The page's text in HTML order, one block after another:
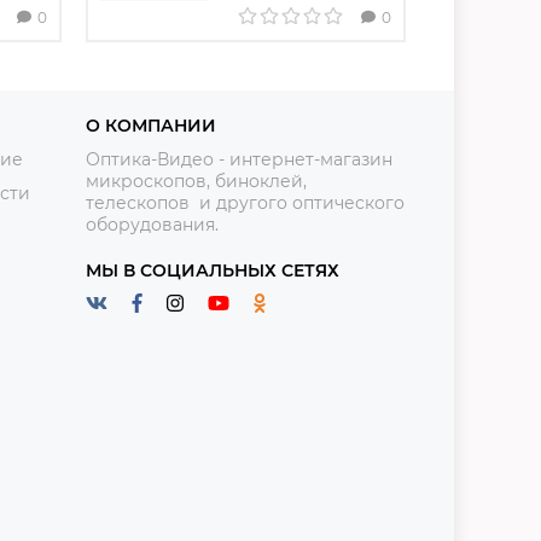
0 0
О КОМПАНИИ
Оптика-Видео - интернет-магазин
микроскопов, биноклей,
телескопов и другого оптического
оборудования.
МЫ В СОЦИАЛЬНЫХ СЕТЯХ